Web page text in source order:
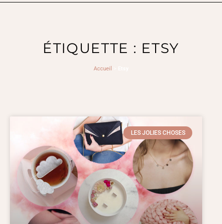
ÉTIQUETTE : ETSY
Accueil
LES JOLIES CHOSES